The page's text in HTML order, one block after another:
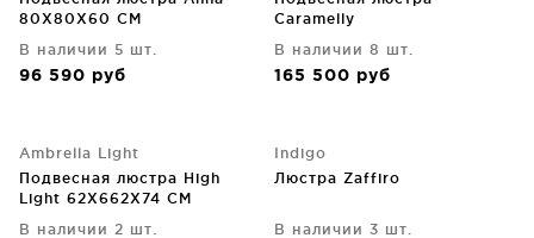
80X80X60 CM
В наличии 5 шт.
96 590 руб
Caramelly
В наличии 8 шт.
165 500 руб
Ambrella Light
Подвесная люстра High
Light 62X662X74 CM
В наличии 2 шт.
Indigo
Люстра Zaffiro
В наличии 3 шт.